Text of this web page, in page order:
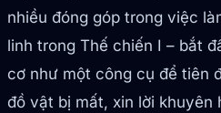
nhiều đóng góp trong việc
linh trong Thế chiến I – bắt
cơ như một công cụ để tiên
đồ vật bị mất, xin lời khuyên